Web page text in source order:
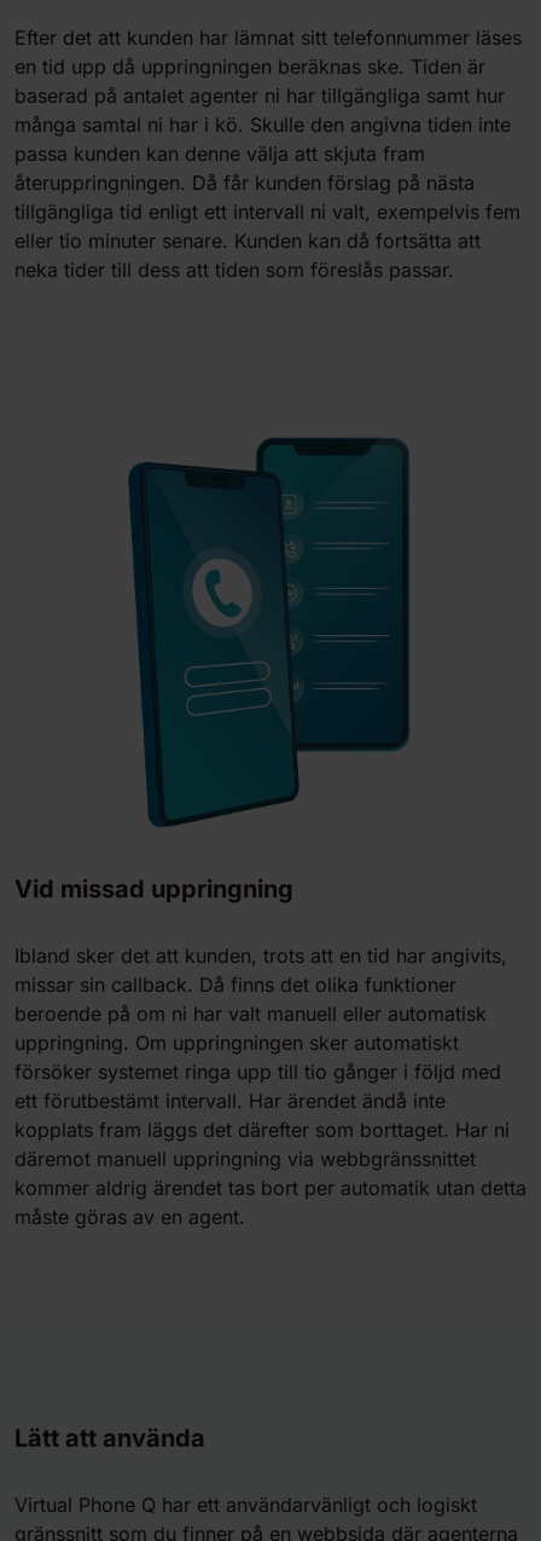
Efter det att kunden har lämnat sitt telefonnummer läses
en tid upp då uppringningen beräknas ske. Tiden är
baserad på antalet agenter ni har tillgängliga samt hur
många samtal ni har i kö. Skulle den angivna tiden inte
passa kunden kan denne välja att skjuta fram
återuppringningen. Då får kunden förslag på nästa
tillgängliga tid enligt ett intervall ni valt, exempelvis fem
eller tio minuter senare. Kunden kan då fortsätta att
neka tider till dess att tiden som föreslås passar.
Vid missad uppringning
Ibland sker det att kunden, trots att en tid har angivits,
missar sin callback. Då finns det olika funktioner
beroende på om ni har valt manuell eller automatisk
uppringning. Om uppringningen sker automatiskt
försöker systemet ringa upp till tio gånger i följd med
ett förutbestämt intervall. Har ärendet ändå inte
kopplats fram läggs det därefter som borttaget. Har ni
däremot manuell uppringning via webbgränssnittet
kommer aldrig ärendet tas bort per automatik utan detta
måste göras av en agent.
Lätt att använda
Virtual Phone Q har ett användarvänligt och logiskt
gränssnitt som du finner på en webbsida där agenterna